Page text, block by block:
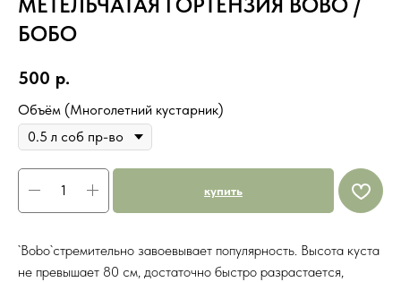
БОБО
500 р.
Объём (Многолетний кустарник)
купить
`Bobo`стремительно завоевывает популярность. Высота куста
не превышает 80 см, достаточно быстро разрастается,